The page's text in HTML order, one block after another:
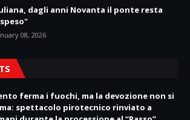
dagli anni Novanta il ponte resta
08, 2026
ferma i fuochi, ma la devozione non si
spettacolo pirotecnico rinviato a